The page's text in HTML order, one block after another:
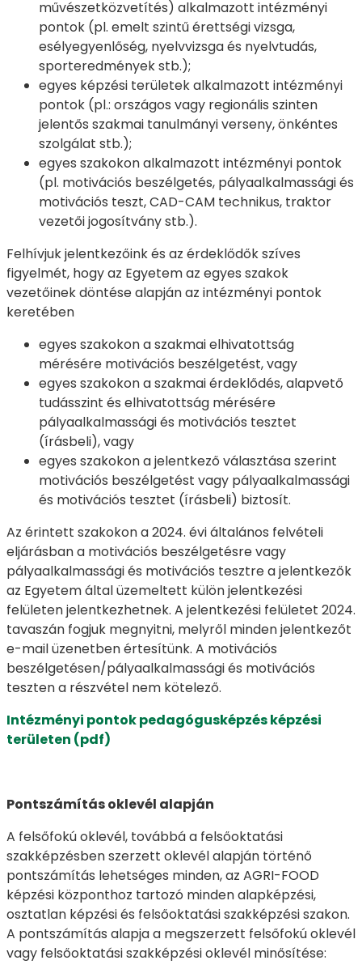
művészetközvetítés) alkalmazott intézményi
pontok (pl. emelt szintű érettségi vizsga,
esélyegyenlőség, nyelvvizsga és nyelvtudás,
sporteredmények stb.);
egyes képzési területek alkalmazott intézményi
pontok (pl.: országos vagy regionális szinten
jelentős szakmai tanulmányi verseny, önkéntes
szolgálat stb.);
egyes szakokon alkalmazott intézményi pontok
(pl. motivációs beszélgetés, pályaalkalmassági és
motivációs teszt, CAD-CAM technikus, traktor
vezetői jogosítvány stb.).
Felhívjuk jelentkezőink és az érdeklődők szíves
figyelmét, hogy az Egyetem az egyes szakok
vezetőinek döntése alapján az intézményi pontok
keretében
egyes szakokon a szakmai elhivatottság
mérésére motivációs beszélgetést, vagy
egyes szakokon a szakmai érdeklődés, alapvető
tudásszint és elhivatottság mérésére
pályaalkalmassági és motivációs tesztet
(írásbeli), vagy
egyes szakokon a jelentkező választása szerint
motivációs beszélgetést vagy pályaalkalmassági
és motivációs tesztet (írásbeli) biztosít.
Az érintett szakokon a 2024. évi általános felvételi
eljárásban a motivációs beszélgetésre vagy
pályaalkalmassági és motivációs tesztre a jelentkezők
az Egyetem által üzemeltett külön jelentkezési
felületen jelentkezhetnek. A jelentkezési felületet 2024.
tavaszán fogjuk megnyitni, melyről minden jelentkezőt
e-mail üzenetben értesítünk. A motivációs
beszélgetésen/pályaalkalmassági és motivációs
teszten a részvétel nem kötelező.
Intézményi pontok pedagógusképzés képzési
területen (pdf)
Pontszámítás oklevél alapján
A felsőfokú oklevél, továbbá a felsőoktatási
szakképzésben szerzett oklevél alapján történő
pontszámítás lehetséges minden, az AGRI-FOOD
képzési központhoz tartozó minden alapképzési,
osztatlan képzési és felsőoktatási szakképzési szakon.
A pontszámítás alapja a megszerzett felsőfokú oklevél
vagy felsőoktatási szakképzési oklevél minősítése: